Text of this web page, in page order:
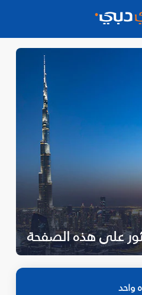
على هذه الصفحة
واحد